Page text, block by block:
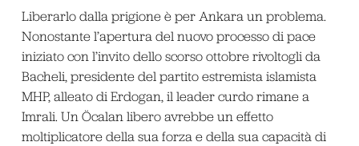
Liberarlo dalla prigione è per Ankara un problema.
Nonostante l’apertura del nuovo processo di pace
iniziato con l’invito dello scorso ottobre rivoltogli da
Bacheli, presidente del partito estremista islamista
MHP, alleato di Erdogan, il leader curdo rimane a
Imrali. Un Öcalan libero avrebbe un effetto
moltiplicatore della sua forza e della sua capacità di